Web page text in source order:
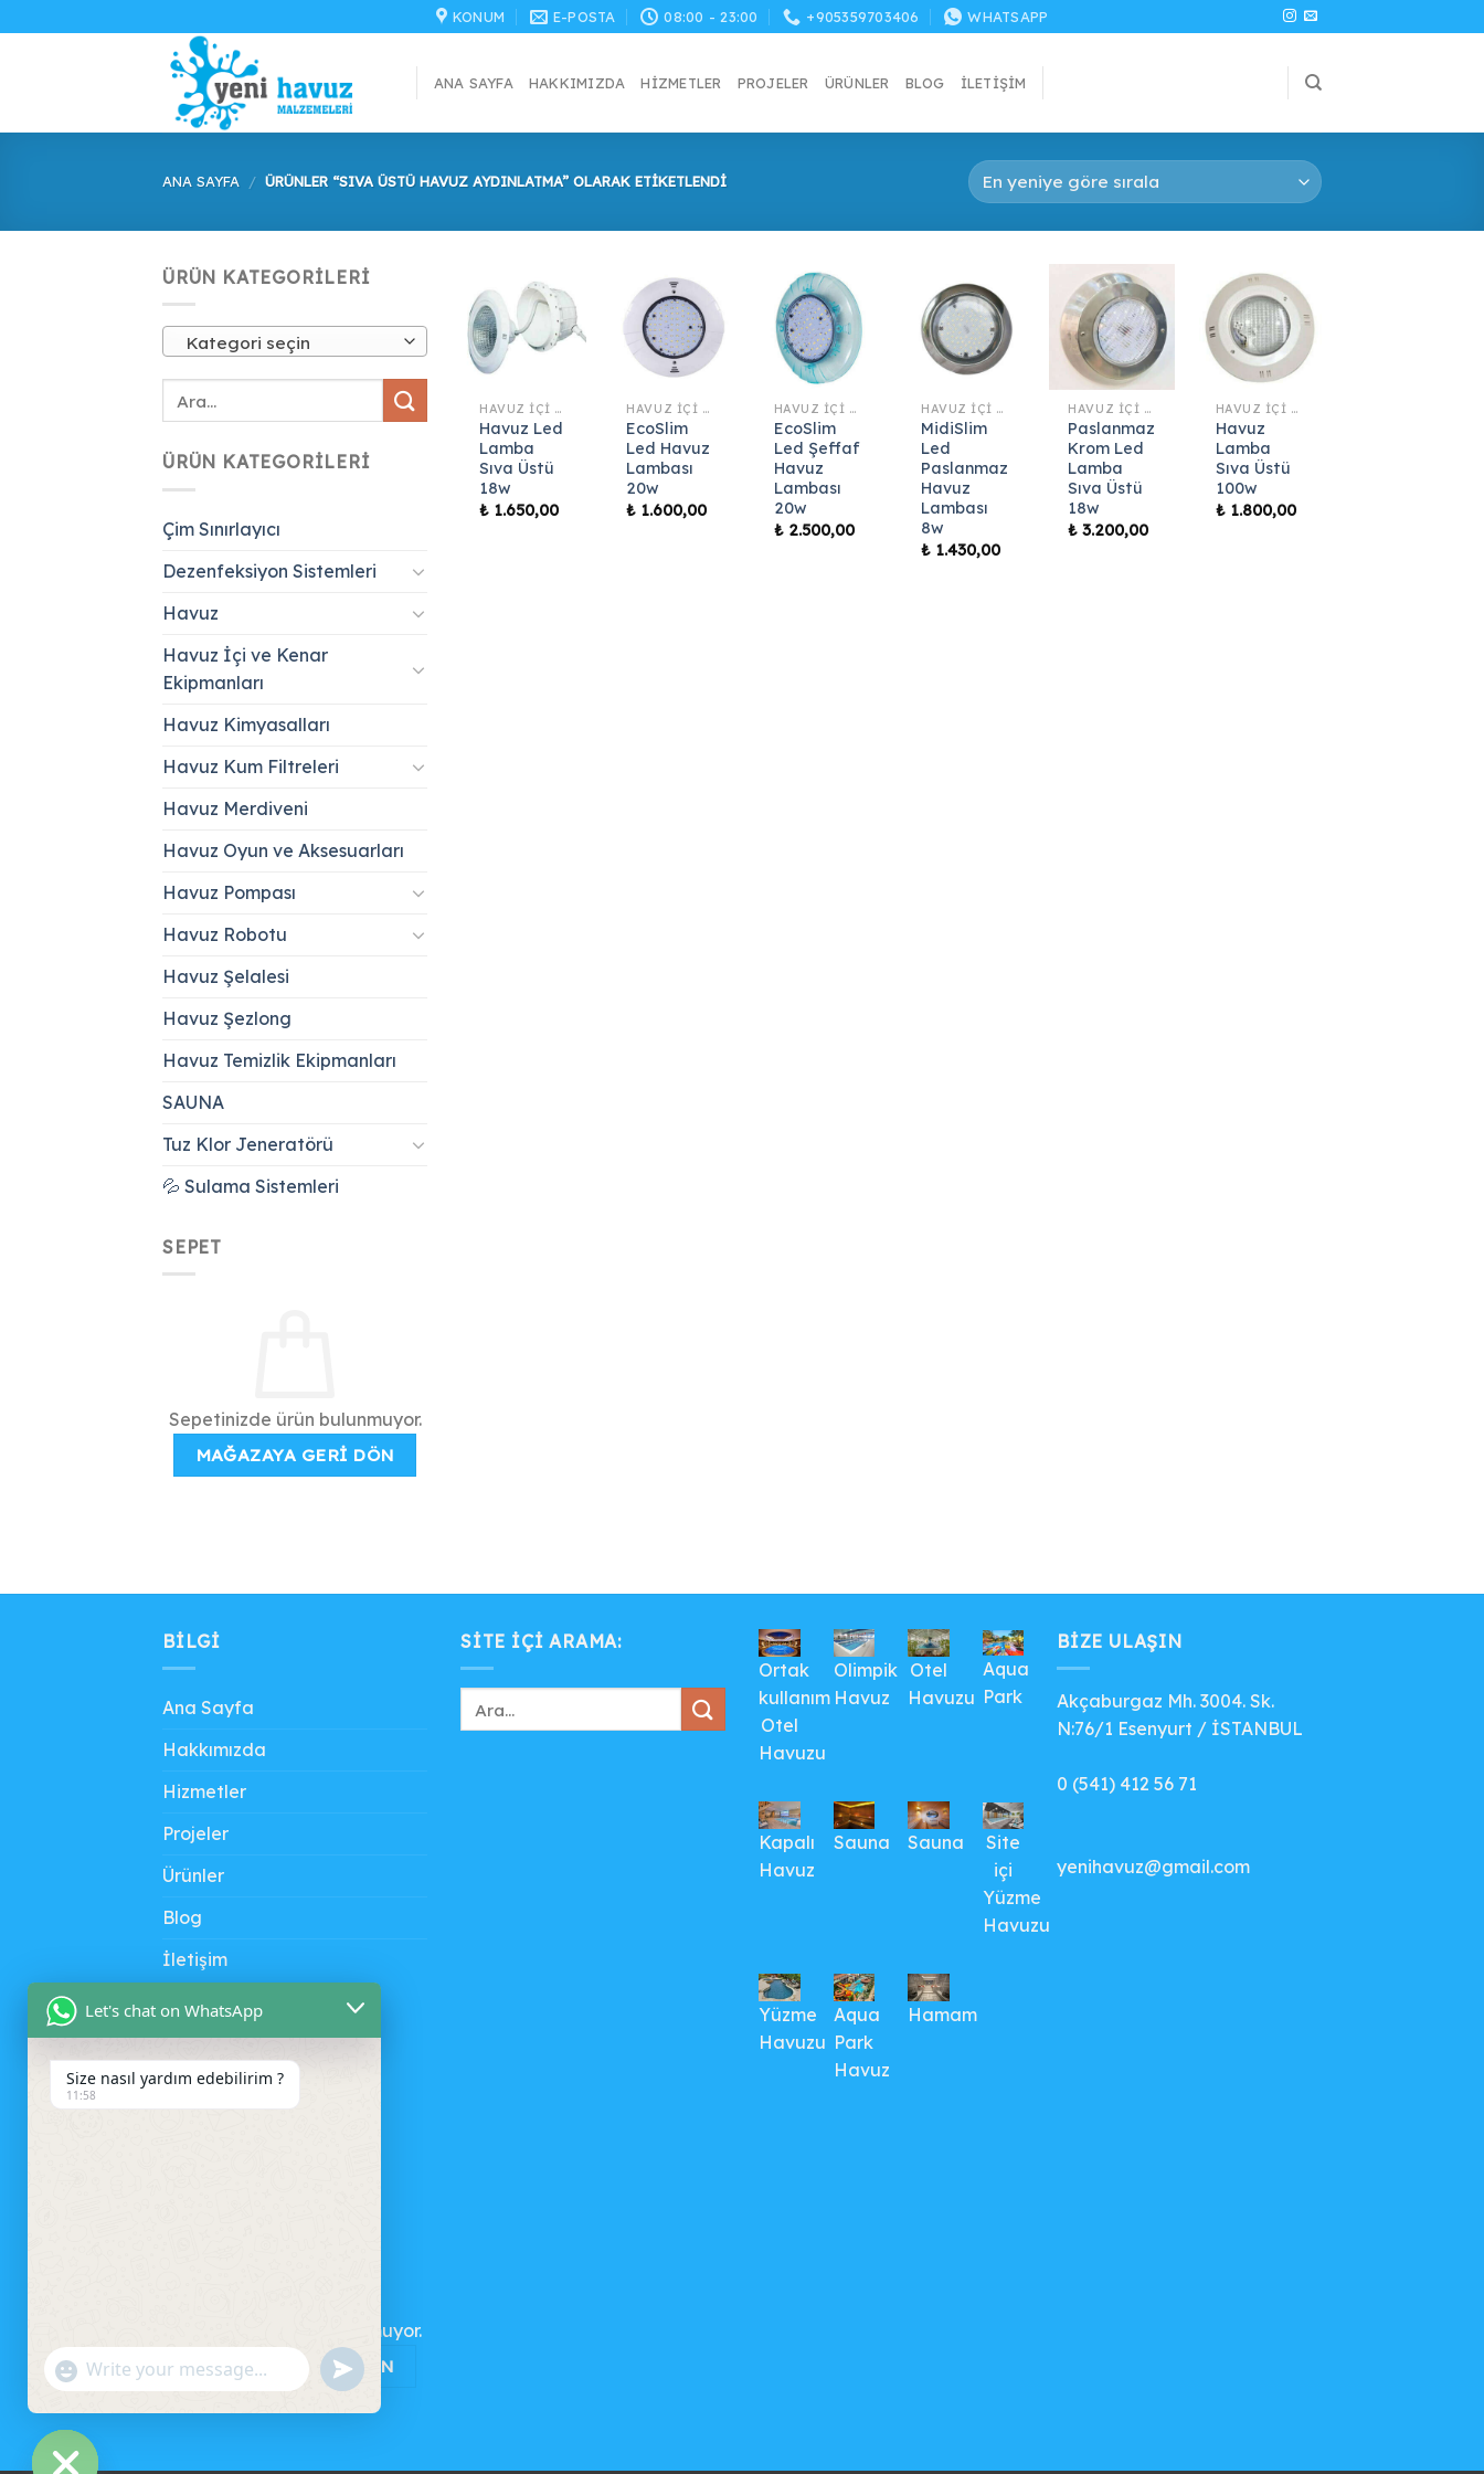
atla
KONUM E-POSTA 08:00 - 23:00 +905359703406 WHATSAPP
ANA SAYFA HAKKIMIZDA HIZMETLER PROJELER ÜRÜNLER BLOG İLETIŞIM
ANA SAYFA / ÜRÜNLER “SIVA ÜSTÜ HAVUZ AYDINLATMA” OLARAK ETIKETLENDI
ÜRÜN KATEGORILERI
Kategori seçin
ÜRÜN KATEGORILERI
Çim Sınırlayıcı
Dezenfeksiyon Sistemleri
Havuz
Havuz İçi ve Kenar
Ekipmanları
Havuz Kimyasalları
Havuz Kum Filtreleri
Havuz Merdiveni
Havuz Oyun ve Aksesuarları
Havuz Pompası
Havuz Robotu
Havuz Şelalesi
Havuz Şezlong
Havuz Temizlik Ekipmanları
SAUNA
Tuz Klor Jeneratörü
💦 Sulama Sistemleri
SEPET
Sepetinizde ürün bulunmuyor.
MAĞAZAYA GERI DÖN
HAVUZ İÇI AYDINLATMA
Havuz Led
Lamba
Sıva Üstü
18w
₺ 1.650,00
HAVUZ İÇI AYDINLATMA
EcoSlim
Led Havuz
Lambası
20w
₺ 1.600,00
HAVUZ İÇI AYDINLATMA
EcoSlim
Led Şeffaf
Havuz
Lambası
20w
₺2.500,00
HAVUZ İÇI AYDINLATMA
MidiSlim
Led
Paslanmaz
Havuz
Lambası
8w
₺ 1.430,00
HAVUZ İÇI AYDINLATMA
Paslanmaz
Krom Led
Lamba
Sıva Üstü
18w
₺ 3.200,00
HAVUZ İÇI AYDINLATMA
Havuz
Lamba
Sıva Üstü
100w
₺1.800,00
BILGI
Ana Sayfa
Hakkımızda
Hizmetler
Projeler
Ürünler
Blog
İletişim
SITE IÇI ARAMA:
Ortak
kullanım
Otel
Havuzu
Olimpik
Havuz
Otel
Havuzu
Aqua
Park
Kapalı
Havuz
Sauna Sauna
Site
içi
Yüzme
Havuzu
Yüzme
Havuzu
Aqua
Park
Havuz
Hamam
BIZE ULAŞIN
Akçaburgaz Mh. 3004. Sk.
N:76/1 Esenyurt / İSTANBUL
0 (541) 412 56 71
yenihavuz@gmail.com
Sepetinizde ürün bulunmuyor.
MAĞAZAYA GERI DÖN
Let's chat on WhatsApp
Size nasıl yardım edebilirim ?
11:58
"+CHATY_SETTINGS.LANG.EMOJI_PICKER+"
WhatsApp
UNDEFINED